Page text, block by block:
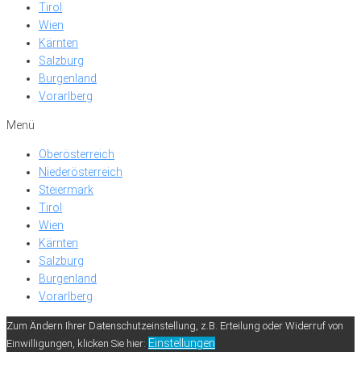
Tirol
Wien
Kärnten
Salzburg
Burgenland
Vorarlberg
Menü
Oberösterreich
Niederösterreich
Steiermark
Tirol
Wien
Kärnten
Salzburg
Burgenland
Vorarlberg
Zum Ändern Ihrer Datenschutzeinstellung, z.B. Erteilung oder Widerruf von
Einwilligungen, klicken Sie hier: Einstellungen